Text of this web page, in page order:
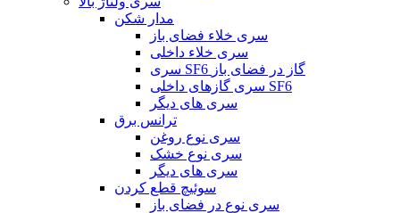
مدار شکن
سری خلاء فضای باز
سری خلاء داخلی
سری SF6 گاز در فضای باز
سری گازهای داخلی SF6
سری های دیگر
ترانس برق
سری نوع روغن
سری نوع خشک
سری های دیگر
سوئیچ قطع کردن
سری نوع در فضای باز